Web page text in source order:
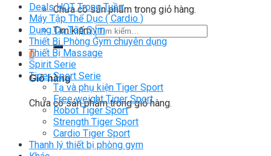
Chưa có sản phẩm trong giỏ hàng.
Tìm kiếm:
0
Giỏ hàng
Chưa có sản phẩm trong giỏ hàng.
Deals HOT Trong Tuần
Máy Tập Thể Dục ( Cardio )
Dụng Cụ Tập Gym
Thiết Bị Phòng Gym chuyên dụng
Thiết Bị Massage
Spirit Serie
Tiger Sport Serie
Tạ và phụ kiện Tiger Sport
Free weight Tiger Sport
Robot Tiger Sport
Strength Tiger Sport
Cardio Tiger Sport
Thanh lý thiết bị phòng gym